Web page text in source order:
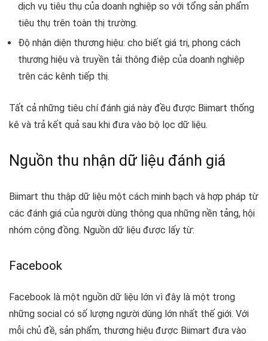
dịch vụ tiêu thụ của doanh nghiệp so với tổng sản phẩm
tiêu thụ trên toàn thị trường.
Độ nhận diện thương hiệu: cho biết giá trị, phong cách
thương hiệu và truyền tải thông điệp của doanh nghiệp
trên các kênh tiếp thị.
Tất cả những tiêu chí đánh giá này đều được Biimart thống
kê và trả kết quả sau khi đưa vào bộ lọc dữ liệu.
Nguồn thu nhận dữ liệu đánh giá
Biimart thu thập dữ liệu một cách minh bạch và hợp pháp từ
các đánh giá của người dùng thông qua những nền tảng, hội
nhóm cộng đồng. Nguồn dữ liệu được lấy từ:
Facebook
Facebook là một nguồn dữ liệu lớn vì đây là một trong
những social có số lượng người dùng lớn nhất thế giới. Với
mỗi chủ đề, sản phẩm, thương hiệu được Biimart đưa vào